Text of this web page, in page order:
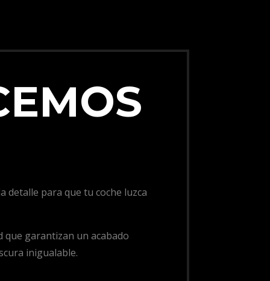
detalle para que tu coche luzca
que garantizan un acabado
inigualable.